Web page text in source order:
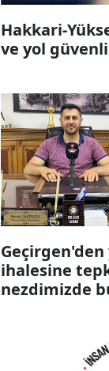
Hakkari-
ve yol
Geçirgen'den
ihalesine
nezdimizde